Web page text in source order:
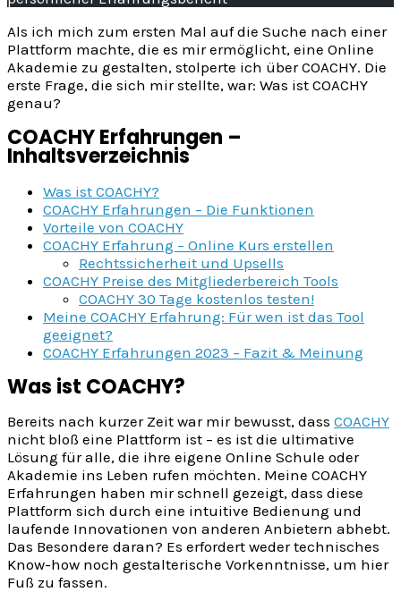
Als ich mich zum ersten Mal auf die Suche nach einer
Plattform machte, die es mir ermöglicht, eine Online
Akademie zu gestalten, stolperte ich über COACHY. Die
erste Frage, die sich mir stellte, war: Was ist COACHY
genau?
COACHY Erfahrungen –
Inhaltsverzeichnis
Was ist COACHY?
COACHY Erfahrungen – Die Funktionen
Vorteile von COACHY
COACHY Erfahrung – Online Kurs erstellen
Rechtssicherheit und Upsells
COACHY Preise des Mitgliederbereich Tools
COACHY 30 Tage kostenlos testen!
Meine COACHY Erfahrung: Für wen ist das Tool
geeignet?
COACHY Erfahrungen 2023 – Fazit & Meinung
Was ist COACHY?
Bereits nach kurzer Zeit war mir bewusst, dass COACHY
nicht bloß eine Plattform ist – es ist die ultimative
Lösung für alle, die ihre eigene Online Schule oder
Akademie ins Leben rufen möchten. Meine COACHY
Erfahrungen haben mir schnell gezeigt, dass diese
Plattform sich durch eine intuitive Bedienung und
laufende Innovationen von anderen Anbietern abhebt.
Das Besondere daran? Es erfordert weder technisches
Know-how noch gestalterische Vorkenntnisse, um hier
Fuß zu fassen.